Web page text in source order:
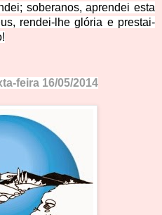
soberanos, aprendei esta
rendei-lhe glória e prestai-
feira 16/05/2014